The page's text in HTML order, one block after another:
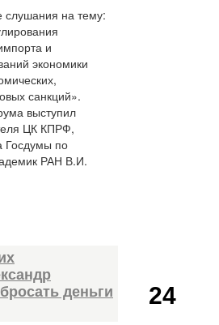
слушания на тему:
и
экономики
санкций».
выступил
ЦК КПРФ,
Госдумы по
РАН В.И.
деньги
24